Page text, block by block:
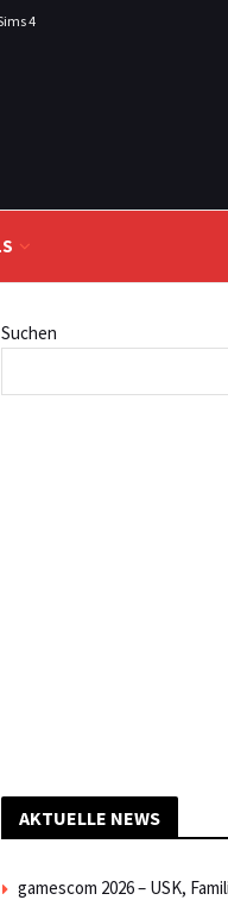
4
Suchen
AKTUELLE NEWS
gamescom 2026 – USK,